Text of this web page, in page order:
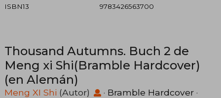
ISBN13
9783426563700
Thousand Autumns. Buch 2 de
Meng xi Shi(Bramble Hardcover)
(en Alemán)
Meng XI Shi (Autor) · Bramble Hardcover ·